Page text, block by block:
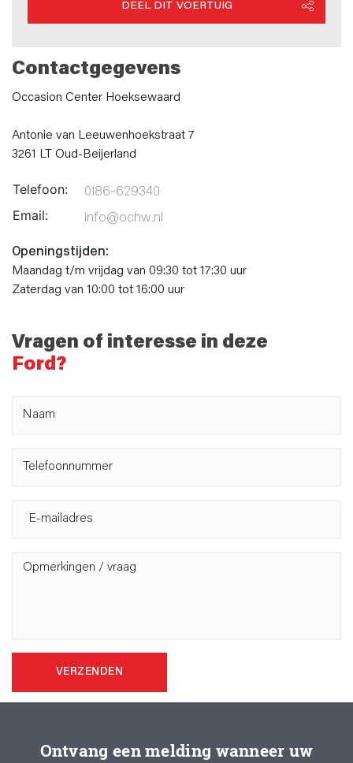
DEEL DIT VOERTUIG
Contactgegevens
Occasion Center Hoeksewaard
Antonie van Leeuwenhoekstraat 7
3261 LT Oud-Beijerland
Telefoon: 0186-629340
Email: info@ochw.nl
Openingstijden:
Maandag t/m vrijdag van 09:30 tot 17:30 uur
Zaterdag van 10:00 tot 16:00 uur
Vragen of interesse in deze
Ford?
VERZENDEN
Ontvang een melding wanneer uw